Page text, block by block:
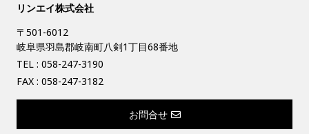
リンエイ株式会社
〒501-6012
岐阜県羽島郡岐南町八剣1丁目68番地
TEL : 058-247-3190
FAX : 058-247-3182
お問合せ